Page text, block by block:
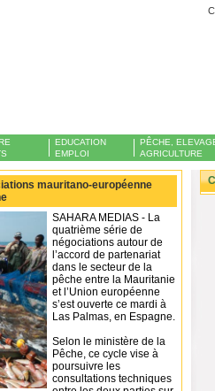
EDUCATION
EMPLOI
PÊCHE,
AGRICULTURE
mauritano-européenne
SAHARA MEDIAS - La
quatrième série de
négociations autour de
l’accord de partenariat
dans le secteur de la
pêche entre la Mauritanie
et l’Union européenne
s’est ouverte ce mardi à
Las Palmas, en Espagne.
Selon le ministère de la
Pêche, ce cycle vise à
poursuivre les
consultations techniques